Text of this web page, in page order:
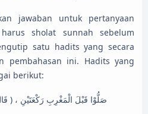
jawaban untuk pertanyaan
sholat sunnah sebelum
satu hadits yang secara
pembahasan ini. Hadits yang
berikut:
صَلُّوْا قَبْلَ الْمَغْرِبِ رَكْعَتَيْنِ ، (